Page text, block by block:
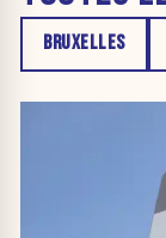
BRUXELLES